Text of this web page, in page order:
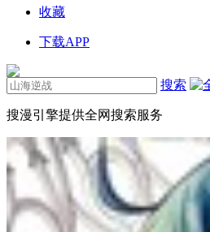
收藏
下载APP
搜索
搜漫引擎提供全网搜索服务